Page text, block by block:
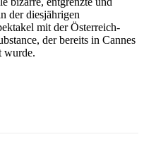
der diesjährigen
mit der Österreich-
der bereits in Cannes
wurde.